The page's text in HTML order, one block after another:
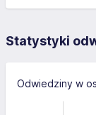
Statystyki
Odwiedziny w